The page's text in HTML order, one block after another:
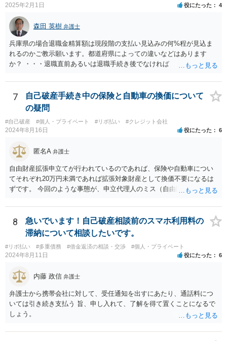
2025年2月1日 役にたった 4
森田 英樹 弁護士
兵庫県の場合退職金精算額は現段階の支払い見込みの何%程が見込ま
れるのかご教示願います。都道府県によっての違いなどはあります
か？ ・・・退職直前あるいは退職手続き後でなければ １２・５％が
準でしょう。 また着手して頂いてから最短どのくらいで認可されるの
でしょうか？ ・・・受任通知を送付して 債権者からの債権調査票が
回答されるまで ２か月程度 その間に準備が進めば 直ちに申し立
週間で開始決定がでて それから ２か月程度で認可となる流れで
7
自己破産手続き中の保険と自動車の換価について
の疑問
#自己破産 #個人・プライベート #リボ払い #クレジット会社
2024年8月16日 役にたった 6
匿名A 弁護士
自由財産拡張申立てが行われているのであれば、保険や自動車につい
てそれぞれ20万円未満であれば拡張対象財産として換価不要になるは
ずです。 今回のような事態が、申立代理人のミス（自由財産拡張申立
知識がない）なのか、お書きの事情からはわかりませんので、依頼し
た弁護士を交えて裁判所の意見も聞いて対応した方がよいと思いま
8
急いでいます！自己破産相談前のスマホ利用料の
滞納について相談したいです。
#リボ払い #多重債務 #借金返済の相談・交渉 #個人・プライベート
2024年8月11日 役にたった 6
内藤 政信 弁護士
弁護士から携帯会社に対して、受任通知を出すにあたり、通話料につ
いては引き続き支払う 旨、申し入れて、了解を得て置くことになるで
しょう。